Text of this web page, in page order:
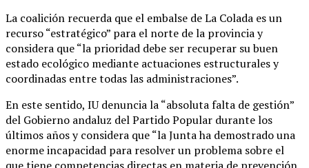
La coalición recuerda que el embalse de La Colada es un
recurso “estratégico” para el norte de la provincia y
considera que “la prioridad debe ser recuperar su buen
estado ecológico mediante actuaciones estructurales y
coordinadas entre todas las administraciones”.
En este sentido, IU denuncia la “absoluta falta de gestión”
del Gobierno andaluz del Partido Popular durante los
últimos años y considera que “la Junta ha demostrado una
enorme incapacidad para resolver un problema sobre el